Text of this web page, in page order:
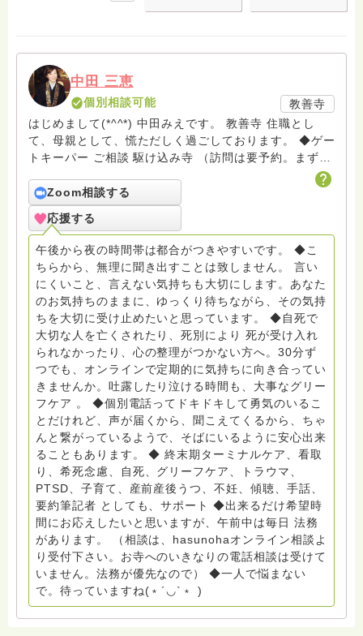
中田 三恵
個別相談可能
教善寺
はじめまして(*^^*) 中田みえです。 教善寺 住職とし
て、母親として、慌ただしく過ごしております。 ◆ゲー
トキーパー ご相談 駆け込み寺 （訪問は要予約。まずは
ターミナルケア、看取り、グリーフケア、希死念慮、自
死、産前産後うつ、育児、DV、デートDV、トラウマ、
PTSD、傾聴トレーナー、手話、要約筆記、行政相談
員、女性支援員、小学校 中学校支援員としても、ケア
サポートをしています。 ◆一般社団法人『グリーフケア
ともしび』理事長 【ともしび遺族会】運営 毎月 第１
金・昼夜2回開催（大阪駅前第3ビル） 14：00〜，18：
00〜 お問い合わせ申込⬇️こちらから
griefcare.tomoshibi@icloud.com ＊この活動は皆さま
のご支援により支えられております。ご協力をよろしく
お願いします。 ゆうちょ銀行 口座番号 普通408-
6452769 一般社団法人グリーフケアともしび ◆『ビハ
ーラサロン おしゃべりカフェひだまり』 ビハーラ和歌
山代表 居場所運営 問い合わせ申込⬇️こちらから
griefcare.tomoshibi@icloud.com ◆GEはしもとサピュ
イエ 所属 （Gender Equity 誰もが自分らしく生きるこ
とができる社会をめざして）DV・女性支援 ◆認定NPO
京都自死自殺相談センターSotto 元グリーフサポート委
員長（2018〜2024） ◆保育士.幼稚園教諭.小学校教諭.
レクリエーションインストラクター.中学校DV授業 10年
間 保育 教育の現場で 総主任として勤めた経験も生かし
つつ、お話できることがあれば 幸いです。 いつも あな
たとともに。南無阿弥陀仏 ここでは、宗旨を問いませ
ん。 まずは、ひとりで抱え込まないで。 来寺お問い合
わせは⬇️こちらから miehimeyo@gmail.com ※時間を割
いて、あなたに向き合っています。 ですので、過去の
Zoom相談する
応援する
午後から夜の時間帯は都合がつきやすいです。 ◆こ
ちらから、無理に聞き出すことは致しません。 言い
にくいこと、言えない気持ちも大切にします。あなた
のお気持ちのままに、ゆっくり待ちながら、その気持
ちを大切に受け止めたいと思っています。 ◆自死で
大切な人を亡くされたり、死別により 死が受け入れ
られなかったり、心の整理がつかない方へ。30分ず
つでも、オンラインで定期的に気持ちに向き合ってい
きませんか。吐露したり泣ける時間も、大事なグリー
フケア 。 ◆個別電話ってドキドキして勇気のいるこ
とだけれど、声が届くから、聞こえてくるから、ちゃ
んと繋がっているようで、そばにいるように安心出来
ることもあります。 ◆ 終末期ターミナルケア、看取
り、希死念慮、自死、グリーフケア、トラウマ、
PTSD、子育て、産前産後うつ、不妊、傾聴、手話、
要約筆記者 としても、サポート ◆出来るだけ希望時
間にお応えしたいと思いますが、午前中は毎日 法務
があります。 （相談は、hasunohaオンライン相談よ
り受付下さい。お寺へのいきなりの電話相談は受けて
いません。法務が優先なので） ◆一人で悩まない
で。待っていますね(﹡´◡`﹡ )